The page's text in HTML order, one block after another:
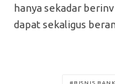
hanya sekadar
dapat sekaligus